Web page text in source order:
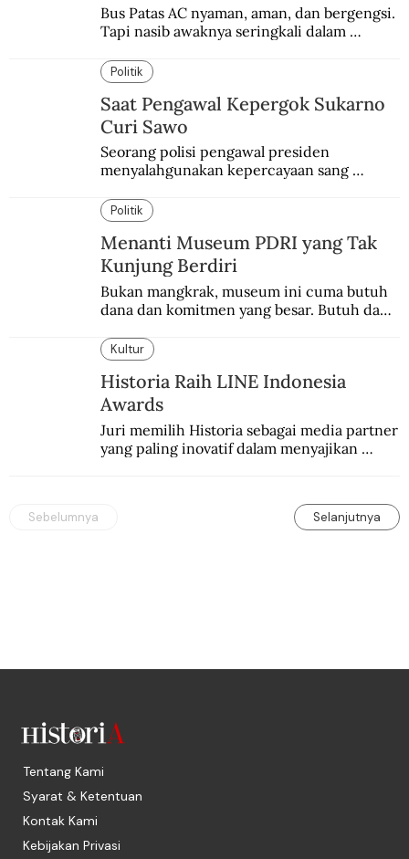
Bus Patas AC nyaman, aman, dan bergengsi.
Tapi nasib awaknya seringkali dalam
Politik
Saat Pengawal Kepergok Sukarno
Curi Sawo
Seorang polisi pengawal presiden
menyalahgunakan kepercayaan sang
Politik
Menanti Museum PDRI yang Tak
Kunjung Berdiri
Bukan mangkrak, museum ini cuma butuh
dana dan komitmen yang besar. Butuh dana
Kultur
Historia Raih LINE Indonesia
Awards
Juri memilih Historia sebagai media partner
yang paling inovatif dalam menyajikan
Sebelumnya Selanjutnya
Tentang Kami
Syarat & Ketentuan
Kontak Kami
Kebijakan Privasi